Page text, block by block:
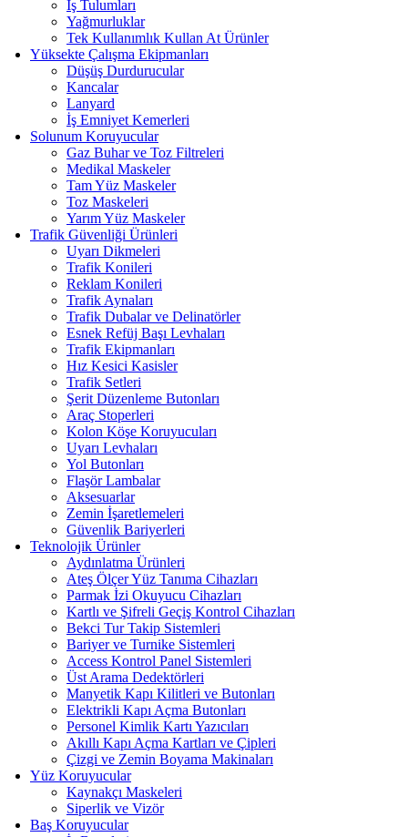
İş Tulumları
Yağmurluklar
Tek Kullanımlık Kullan At Ürünler
Yüksekte Çalışma Ekipmanları
Düşüş Durdurucular
Kancalar
Lanyard
İş Emniyet Kemerleri
Solunum Koruyucular
Gaz Buhar ve Toz Filtreleri
Medikal Maskeler
Tam Yüz Maskeler
Toz Maskeleri
Yarım Yüz Maskeler
Trafik Güvenliği Ürünleri
Uyarı Dikmeleri
Trafik Konileri
Reklam Konileri
Trafik Aynaları
Trafik Dubalar ve Delinatörler
Esnek Refüj Başı Levhaları
Trafik Ekipmanları
Hız Kesici Kasisler
Trafik Setleri
Şerit Düzenleme Butonları
Araç Stoperleri
Kolon Köşe Koruyucuları
Uyarı Levhaları
Yol Butonları
Flaşör Lambalar
Aksesuarlar
Zemin İşaretlemeleri
Güvenlik Bariyerleri
Teknolojik Ürünler
Aydınlatma Ürünleri
Ateş Ölçer Yüz Tanıma Cihazları
Parmak İzi Okuyucu Cihazları
Kartlı ve Şifreli Geçiş Kontrol Cihazları
Bekci Tur Takip Sistemleri
Bariyer ve Turnike Sistemleri
Access Kontrol Panel Sistemleri
Üst Arama Dedektörleri
Manyetik Kapı Kilitleri ve Butonları
Elektrikli Kapı Açma Butonları
Personel Kimlik Kartı Yazıcıları
Akıllı Kapı Açma Kartları ve Çipleri
Çizgi ve Zemin Boyama Makinaları
Yüz Koruyucular
Kaynakçı Maskeleri
Siperlik ve Vizör
Baş Koruyucular